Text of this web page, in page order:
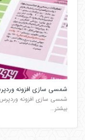
شمسی سازی افزونه
شمسی سازی افزونه
بیشتر...